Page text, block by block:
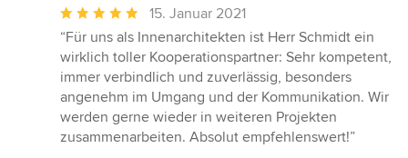
Durchschnittliche
Bewertung:
5
von
5
Sternen
15. Januar 2021
“Für uns als Innenarchitekten ist Herr Schmidt ein
wirklich toller Kooperationspartner: Sehr kompetent,
immer verbindlich und zuverlässig, besonders
angenehm im Umgang und der Kommunikation. Wir
werden gerne wieder in weiteren Projekten
zusammenarbeiten. Absolut empfehlenswert!”